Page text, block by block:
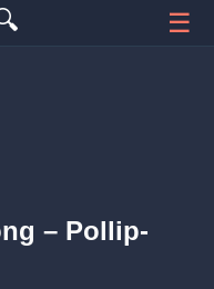
☰
– Pollip-